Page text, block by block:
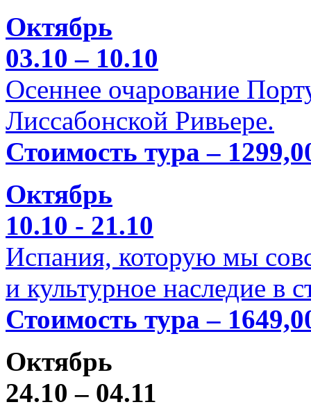
Октябрь
03.10 – 10.10
Осеннее очарование
Лиссабонской Ривьере.
Стоимость тура –
Октябрь
10.10 - 21.10
Испания, которую мы
и культурное наследие в
Стоимость тура –
Октябрь
24.10 – 04.11